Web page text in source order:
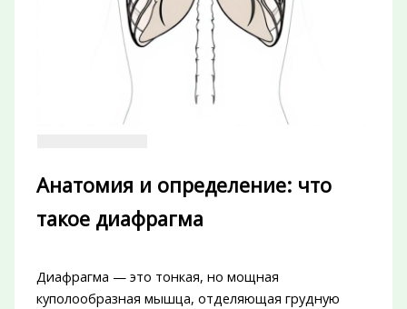
Анатомия и определение: что
такое диафрагма
Диафрагма — это тонкая, но мощная
куполообразная мышца, отделяющая грудную